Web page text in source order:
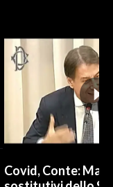
Covid, Conte: Mai